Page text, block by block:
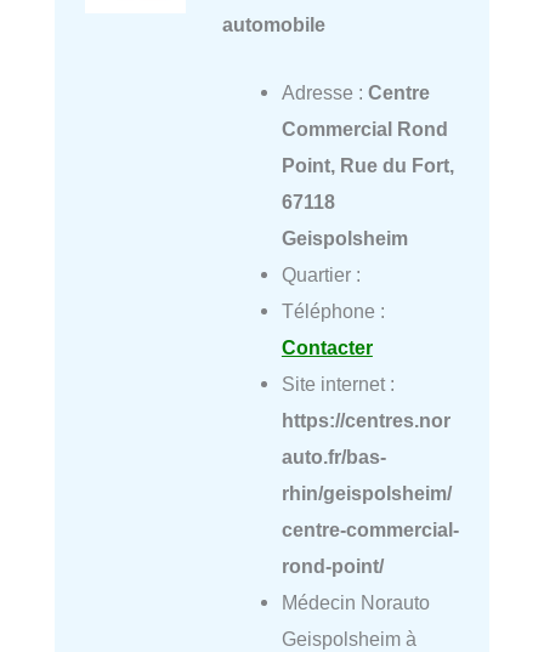
automobile
Adresse : Centre
Commercial Rond
Point, Rue du Fort,
67118
Geispolsheim
Quartier :
Téléphone :
Contacter
Site internet :
https://centres.nor
auto.fr/bas-
rhin/geispolsheim/
centre-commercial-
rond-point/
Médecin Norauto
Geispolsheim à